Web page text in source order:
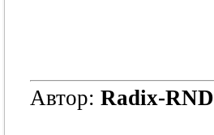
Автор: Radix-RND